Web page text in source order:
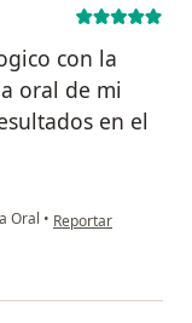
con la
oral de mi
en el
Oral • en opinión del
Reportar